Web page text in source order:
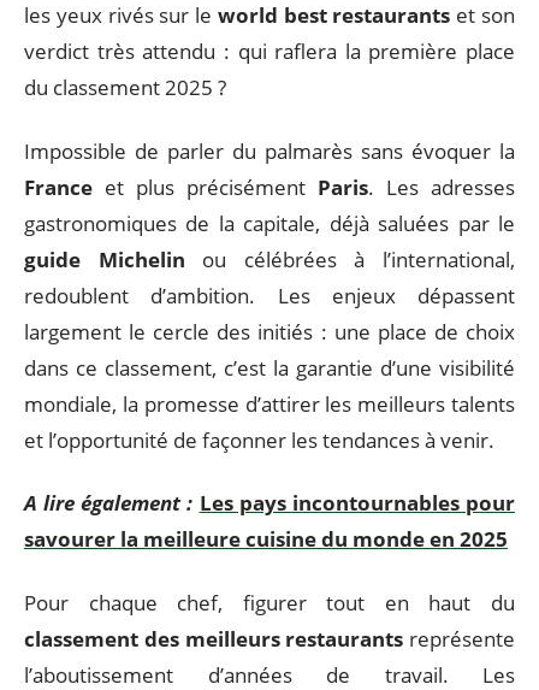
les yeux rivés sur le world best restaurants et son
verdict très attendu : qui raflera la première place
du classement 2025 ?
Impossible de parler du palmarès sans évoquer la
France et plus précisément Paris. Les adresses
gastronomiques de la capitale, déjà saluées par le
guide Michelin ou célébrées à l’international,
redoublent d’ambition. Les enjeux dépassent
largement le cercle des initiés : une place de choix
dans ce classement, c’est la garantie d’une visibilité
mondiale, la promesse d’attirer les meilleurs talents
et l’opportunité de façonner les tendances à venir.
A lire également : Les pays incontournables pour
savourer la meilleure cuisine du monde en 2025
Pour chaque chef, figurer tout en haut du
classement des meilleurs restaurants représente
l’aboutissement d’années de travail. Les